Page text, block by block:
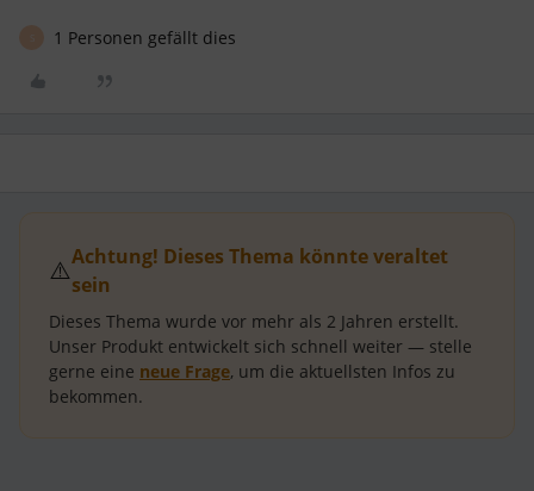
1 Personen gefällt dies
⚠️Achtung! Dieses Thema könnte veraltet
sein
Dieses Thema wurde vor mehr als 2 Jahren erstellt.
Unser Produkt entwickelt sich schnell weiter — stelle
gerne eine neue Frage, um die aktuellsten Infos zu
bekommen.